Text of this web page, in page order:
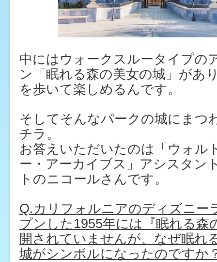
中にはウォークスルータイプの
ン「眠れる森の美女の城」があ
を歩いて楽しめるんです。
そしてそんなパークの城にまつ
チラ。
お答えいただいたのは「ウォル
ー・アーカイブス」アシスタン
トのニコールさんです。
Q.カリフォルニアのディズニー
プンした1955年には『眠れる森
開されていませんが、なぜ眠れ
城がシンボルになったのですか